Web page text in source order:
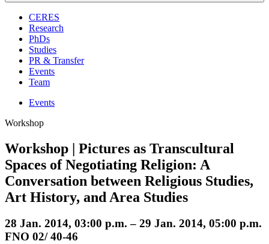
CERES
Research
PhDs
Studies
PR & Transfer
Events
Team
Events
Workshop
Workshop | Pictures as Transcultural
Spaces of Negotiating Religion: A
Conversation between Religious Studies,
Art History, and Area Studies
28 Jan. 2014, 03:00 p.m. – 29 Jan. 2014, 05:00 p.m.
FNO 02/ 40-46